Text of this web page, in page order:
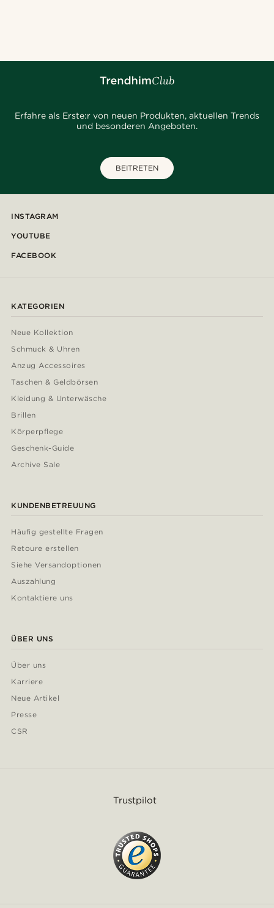
Erfahre als Erste:r von neuen Produkten, aktuellen Trends
und besonderen Angeboten.
BEITRETEN
INSTAGRAM
YOUTUBE
FACEBOOK
KATEGORIEN
Neue Kollektion
Schmuck & Uhren
Anzug Accessoires
Taschen & Geldbörsen
Kleidung & Unterwäsche
Brillen
Körperpflege
Geschenk-Guide
Archive Sale
KUNDENBETREUUNG
Häufig gestellte Fragen
Retoure erstellen
Siehe Versandoptionen
Auszahlung
Kontaktiere uns
ÜBER UNS
Über uns
Karriere
Neue Artikel
Presse
CSR
Trustpilot